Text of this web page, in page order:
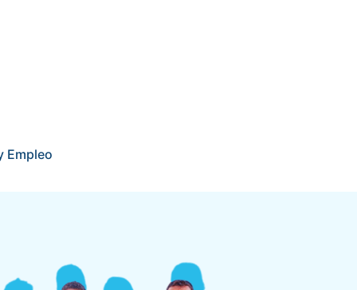
Empleo